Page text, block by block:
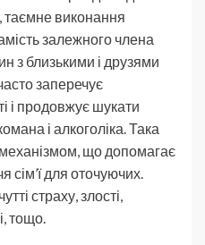
таємне виконання
залежного члена
з близькими і друзями
заперечує
і продовжує шукати
і алкоголіка. Така
що допомагає
сім’ї для оточуючих.
страху, злості,
тощо.